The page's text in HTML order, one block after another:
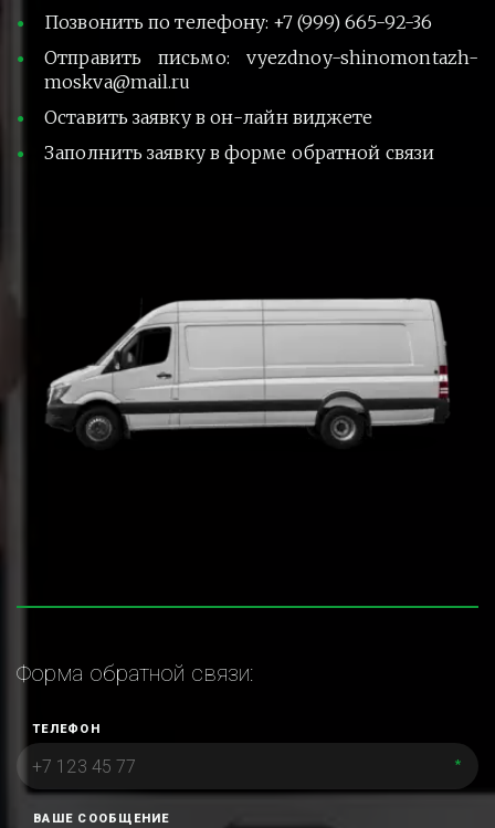
Позвонить по телефону: +7 (999) 665-92-36
Отправить письмо: vyezdnoy-shinomontazh-
moskva@mail.ru
Оставить заявку в он-лайн виджете
Заполнить заявку в форме обратной связи
Форма обратной связи:
ТЕЛЕФОН
*
ВАШЕ СООБЩЕНИЕ